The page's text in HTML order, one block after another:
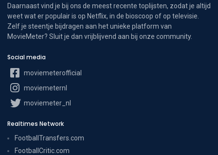
Daarnaast vind je bij ons de meest recente toplijsten, zodat je altijd
weet wat er populair is op Netflix, in de bioscoop of op televisie.
Zelf je steentje bijdragen aan het unieke platform van
MovieMeter? Sluit je dan vrijblijvend aan bij onze community.
Social media
moviemeterofficial
moviemeternl
moviemeter_nl
Realtimes Network
FootballTransfers.com
FootballCritic.com